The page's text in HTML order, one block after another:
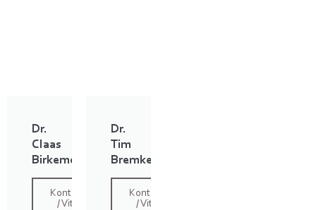
Dr.
Claas
Birkemeyer
Kontakt
/ Vita
Dr.
Tim
Bremke
Kontakt
/ Vita